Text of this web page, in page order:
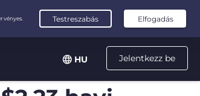
Jelentkezz be
HU